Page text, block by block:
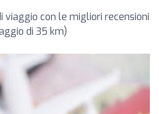
viaggio con le migliori recensioni
di 35 km)